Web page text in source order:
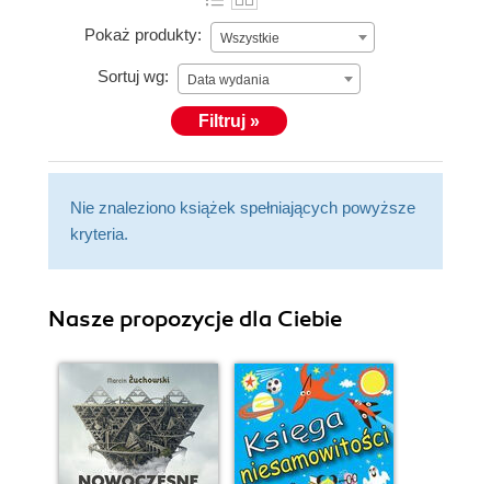
Pokaż produkty: Wszystkie
Sortuj wg: Data wydania
Filtruj »
Nie znaleziono książek spełniających powyższe
kryteria.
Nasze propozycje dla Ciebie